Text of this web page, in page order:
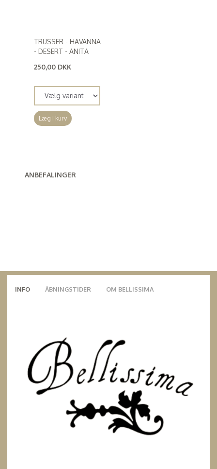
TRUSSER - HAVANNA
- DESERT - ANITA
250,00 DKK
Læg i kurv
ANBEFALINGER
INFO ÅBNINGSTIDER OM BELLISSIMA